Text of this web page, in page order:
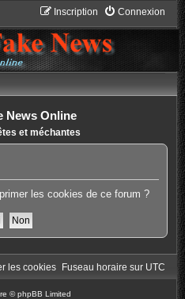
Connexion
Inscription
News Online
et méchantes
les cookies de ce forum ?
Fuseau horaire sur UTC
les cookies
© phpBB Limited